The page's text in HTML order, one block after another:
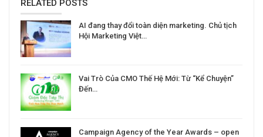
RELATED POSTS
AI đang thay đổi toàn diện marketing. Chủ tịch
Hội Marketing Việt…
Vai Trò Của CMO Thế Hệ Mới: Từ “Kể Chuyện”
Đến…
Campaign Agency of the Year Awards – open